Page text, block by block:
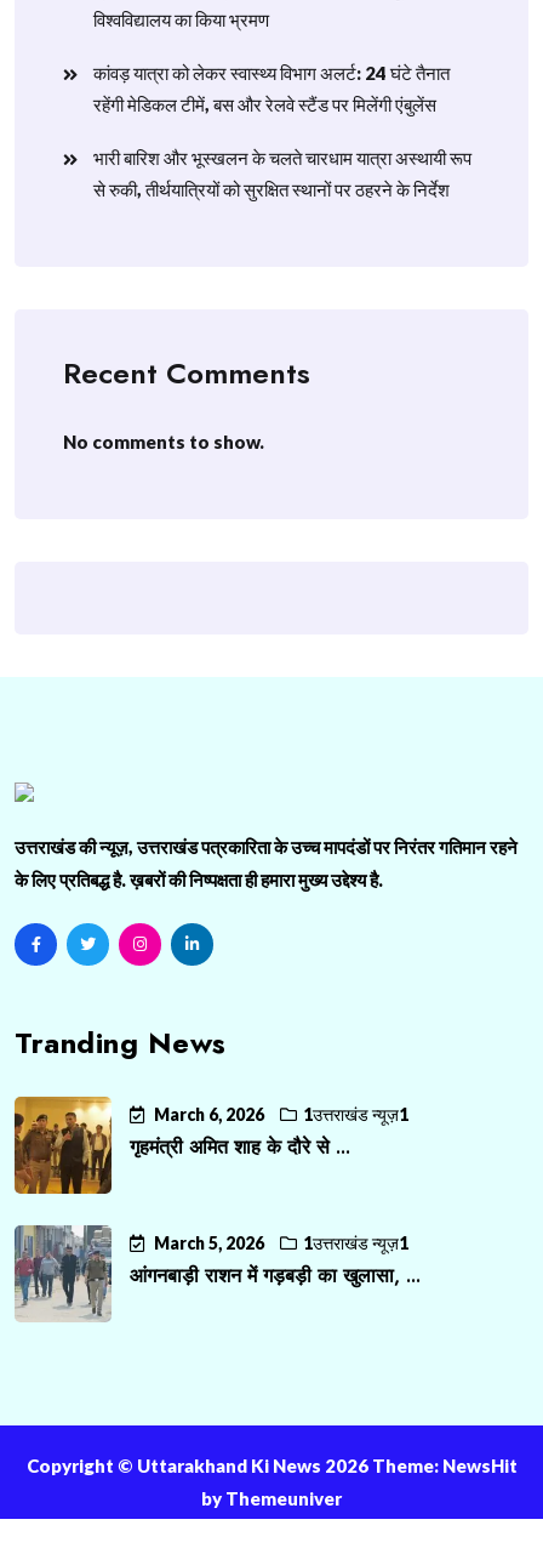
विश्वविद्यालय का किया भ्रमण
​कांवड़ यात्रा को लेकर स्वास्थ्य विभाग अलर्ट: 24 घंटे तैनात
रहेंगी मेडिकल टीमें, बस और रेलवे स्टैंड पर मिलेंगी एंबुलेंस
​भारी बारिश और भूस्खलन के चलते चारधाम यात्रा अस्थायी रूप
से रुकी, तीर्थयात्रियों को सुरक्षित स्थानों पर ठहरने के निर्देश
Recent Comments
No comments to show.
उत्तराखंड की न्यूज़, उत्तराखंड पत्रकारिता के उच्च मापदंडों पर निरंतर गतिमान रहने
के लिए प्रतिबद्ध है. ख़बरों की निष्पक्षता ही हमारा मुख्य उद्देश्य है.
Tranding News
March 6, 2026 1उत्तराखंड न्यूज़1
गृहमंत्री अमित शाह के दौरे से ...
March 5, 2026 1उत्तराखंड न्यूज़1
आंगनबाड़ी राशन में गड़बड़ी का खुलासा, ...
Copyright ©️ Uttarakhand Ki News 2026 Theme: NewsHit
by Themeuniver